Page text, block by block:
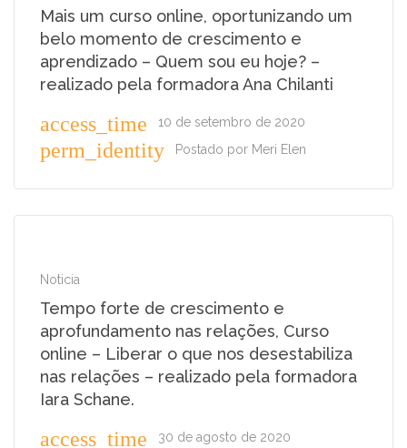
Mais um curso online, oportunizando um
belo momento de crescimento e
aprendizado – Quem sou eu hoje? –
realizado pela formadora Ana Chilanti
access_time 10 de setembro de 2020
perm_identity Postado por Meri Elen
Noticia
Tempo forte de crescimento e
aprofundamento nas relações, Curso
online – Liberar o que nos desestabiliza
nas relações – realizado pela formadora
Iara Schane.
access_time 30 de agosto de 2020